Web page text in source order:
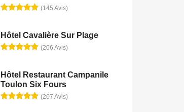
(145 Avis)
Hôtel Cavalière Sur Plage
(206 Avis)
Hôtel Restaurant Campanile
Toulon Six Fours
(207 Avis)